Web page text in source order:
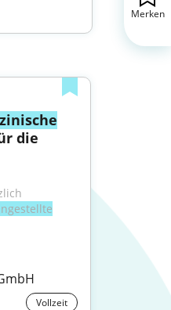
die
Vollzeit
Merken